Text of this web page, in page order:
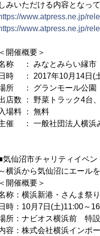
しみいただける内容となって
www.atpress.ne.jp/
www.atpress.ne.jp/
＜開催概要＞
称 ： みなとみらい縁市
日時 ： 2017年10月14日(
所 ： グランモール公園
店数 ： 野菜トラック4台
入場料 ： 無料
催 ： 一般社団法人横浜
気仙沼市チャリティイベン
～横浜から気仙沼にエール
＜開催概要＞
称：横浜新港・さんま祭り
日時：10月7日(土)11:00～
所：ナビオス横浜前 特
容：株式会社横浜インポ